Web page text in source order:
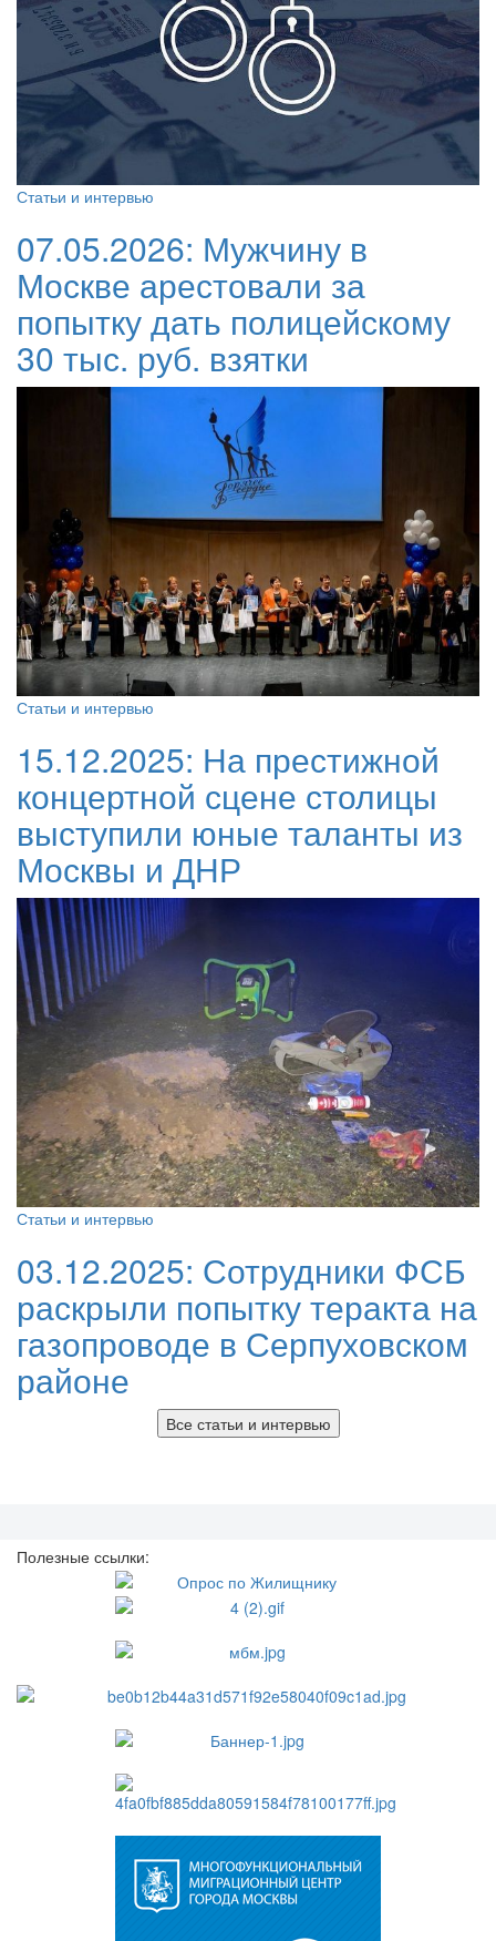
Статьи и интервью
07.05.2026: Мужчину в
Москве арестовали за
попытку дать полицейскому
30 тыс. руб. взятки
Статьи и интервью
15.12.2025: На престижной
концертной сцене столицы
выступили юные таланты из
Москвы и ДНР
Статьи и интервью
03.12.2025: Сотрудники ФСБ
раскрыли попытку теракта на
газопроводе в Серпуховском
районе
Все статьи и интервью
Полезные ссылки: